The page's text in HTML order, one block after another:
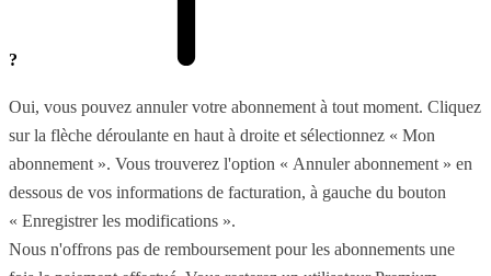
?
Oui, vous pouvez annuler votre abonnement à tout moment. Cliquez
sur la flèche déroulante en haut à droite et sélectionnez « Mon
abonnement ». Vous trouverez l'option « Annuler abonnement » en
dessous de vos informations de facturation, à gauche du bouton
« Enregistrer les modifications ».
Nous n'offrons pas de remboursement pour les abonnements une